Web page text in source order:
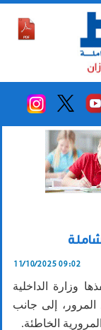
11/10/2025 09:02
وزارة الداخلية
المرور، إلى جانب
الخاطئة.